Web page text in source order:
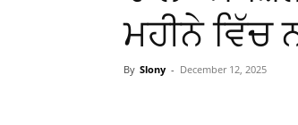
ਮਹੀਨੇ
By Slony - December 12, 2025